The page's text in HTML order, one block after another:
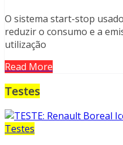
O sistema start-stop
reduzir o consumo e a
utilização
Read More
Testes
Testes